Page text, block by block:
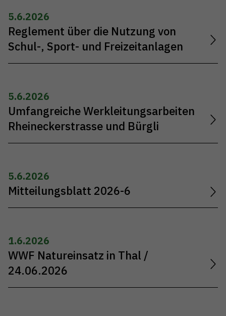
5.6.2026
Reglement über die Nutzung von
Schul-, Sport- und Freizeitanlagen
5.6.2026
Umfangreiche Werkleitungsarbeiten
Rheineckerstrasse und Bürgli
5.6.2026
Mitteilungsblatt 2026-6
1.6.2026
WWF Natureinsatz in Thal /
24.06.2026